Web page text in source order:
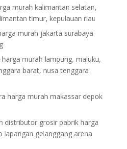
murah kalimantan selatan,
timur, kepulauan riau
murah jakarta surabaya
murah lampung, maluku,
barat, nusa tenggara
harga murah makassar depok
distributor grosir pabrik harga
lapangan gelanggang arena